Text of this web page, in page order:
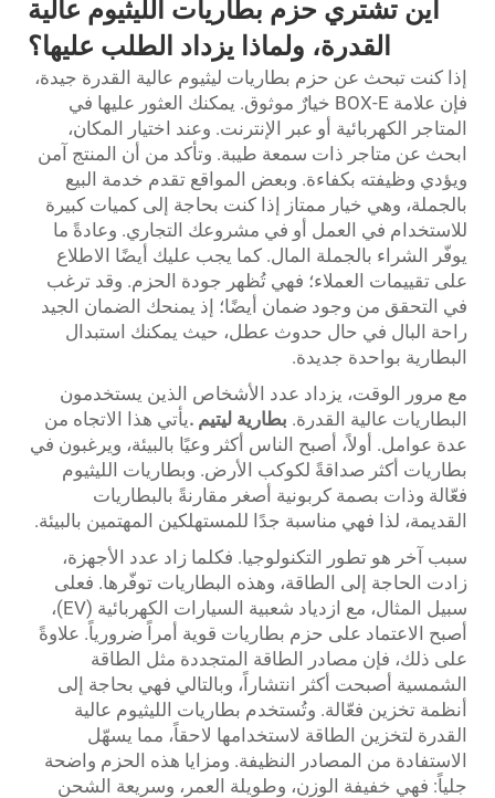
أين تشتري حزم بطاريات الليثيوم عالية
القدرة، ولماذا يزداد الطلب عليها؟
إذا كنت تبحث عن حزم بطاريات ليثيوم عالية القدرة جيدة،
فإن علامة BOX-E خيارٌ موثوق. يمكنك العثور عليها في
المتاجر الكهربائية أو عبر الإنترنت. وعند اختيار المكان،
ابحث عن متاجر ذات سمعة طيبة. وتأكد من أن المنتج آمن
ويؤدي وظيفته بكفاءة. وبعض المواقع تقدم خدمة البيع
بالجملة، وهي خيار ممتاز إذا كنت بحاجة إلى كميات كبيرة
للاستخدام في العمل أو في مشروعك التجاري. وعادةً ما
يوفّر الشراء بالجملة المال. كما يجب عليك أيضًا الاطلاع
على تقييمات العملاء؛ فهي تُظهر جودة الحزم. وقد ترغب
في التحقق من وجود ضمان أيضًا؛ إذ يمنحك الضمان الجيد
راحة البال في حال حدوث عطل، حيث يمكنك استبدال
البطارية بواحدة جديدة.
مع مرور الوقت، يزداد عدد الأشخاص الذين يستخدمون
البطاريات عالية القدرة. بطارية ليتيم .يأتي هذا الاتجاه من
عدة عوامل. أولاً، أصبح الناس أكثر وعيًا بالبيئة، ويرغبون في
بطاريات أكثر صداقةً لكوكب الأرض. وبطاريات الليثيوم
فعّالة وذات بصمة كربونية أصغر مقارنةً بالبطاريات
القديمة، لذا فهي مناسبة جدًا للمستهلكين المهتمين بالبيئة.
سبب آخر هو تطور التكنولوجيا. فكلما زاد عدد الأجهزة،
زادت الحاجة إلى الطاقة، وهذه البطاريات توفّرها. فعلى
سبيل المثال، مع ازدياد شعبية السيارات الكهربائية (EV)،
أصبح الاعتماد على حزم بطاريات قوية أمراً ضرورياً. علاوةً
على ذلك، فإن مصادر الطاقة المتجددة مثل الطاقة
الشمسية أصبحت أكثر انتشاراً، وبالتالي فهي بحاجة إلى
أنظمة تخزين فعّالة. وتُستخدم بطاريات الليثيوم عالية
القدرة لتخزين الطاقة لاستخدامها لاحقاً، مما يسهّل
الاستفادة من المصادر النظيفة. ومزايا هذه الحزم واضحة
جلياً: فهي خفيفة الوزن، وطويلة العمر، وسريعة الشحن